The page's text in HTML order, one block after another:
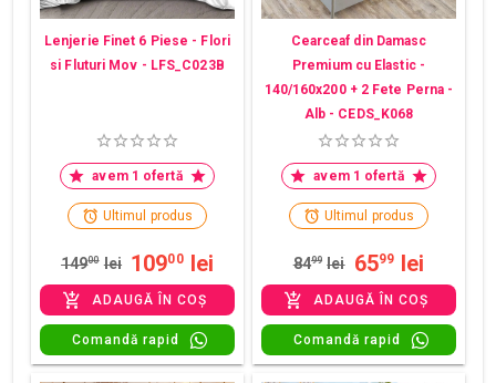
Lenjerie Finet 6 Piese - Flori
si Fluturi Mov - LFS_C023B
avem 1 ofertă
Ultimul produs
14900 lei 10900 lei
ADAUGĂ ÎN COȘ
Comandă rapid
Cearceaf din Damasc
Premium cu Elastic -
140/160x200 + 2 Fete Perna -
Alb - CEDS_K068
avem 1 ofertă
Ultimul produs
8499 lei 6599 lei
ADAUGĂ ÎN COȘ
Comandă rapid